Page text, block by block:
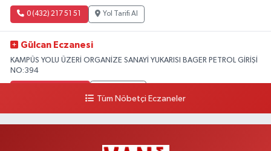
0 (432) 217 51 51 Yol Tarifi Al
Gülcan Eczanesi
KAMPÜS YOLU ÜZERİ ORGANİZE SANAYİ YUKARISI BAGER PETROL GİRİŞİ
NO:394
HEKİM HASTANESİ ACİL KARŞISI
Tüm Nöbetçi Eczaneler